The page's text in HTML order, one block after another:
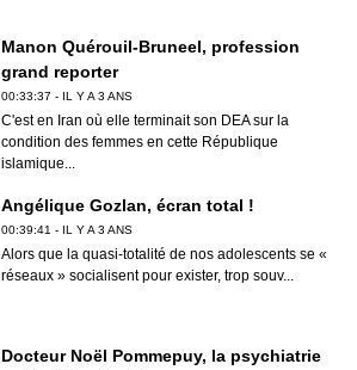
Manon Quérouil-Bruneel, profession
grand reporter
00:33:37 - IL Y A 3 ANS
C'est en Iran où elle terminait son DEA sur la
condition des femmes en cette République
islamique...
Angélique Gozlan, écran total !
00:39:41 - IL Y A 3 ANS
Alors que la quasi-totalité de nos adolescents se «
réseaux » socialisent pour exister, trop souv...
Docteur Noël Pommepuy, la psychiatrie